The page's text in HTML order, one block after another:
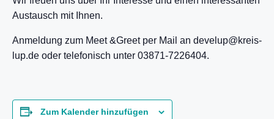
Austausch mit Ihnen.
Anmeldung zum Meet &Greet per Mail an develup@kreis-
lup.de oder telefonisch unter 03871-7226404.
Zum Kalender hinzufügen